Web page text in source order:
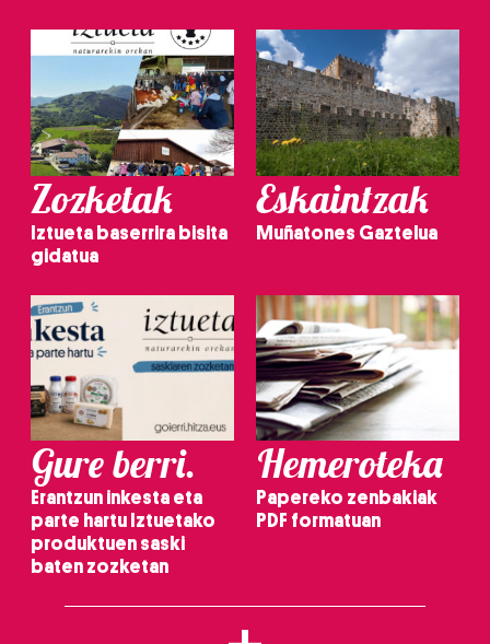
Zozketak
Iztueta baserrira bisita
gidatua
Eskaintzak
Muñatones Gaztelua
Gure berri.
Erantzun inkesta eta
parte hartu Iztuetako
produktuen saski
baten zozketan
Hemeroteka
Papereko zenbakiak
PDF formatuan